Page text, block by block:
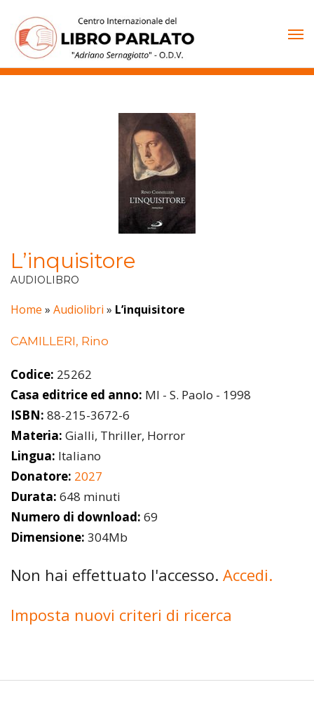
contenuto
L’inquisitore
AUDIOLIBRO
Home » Audiolibri » L’inquisitore
CAMILLERI, Rino
Codice: 25262
Casa editrice ed anno: MI - S. Paolo - 1998
ISBN: 88-215-3672-6
Materia: Gialli, Thriller, Horror
Lingua: Italiano
Donatore: 2027
Durata: 648 minuti
Numero di download: 69
Dimensione: 304Mb
Non hai effettuato l'accesso. Accedi.
Imposta nuovi criteri di ricerca